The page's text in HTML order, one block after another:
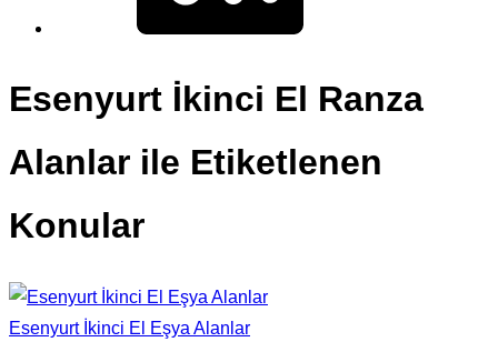
Esenyurt İkinci El Ranza
Alanlar ile Etiketlenen
Konular
Esenyurt İkinci El Eşya Alanlar